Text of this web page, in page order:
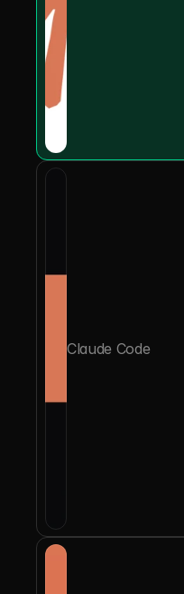
Claude Code